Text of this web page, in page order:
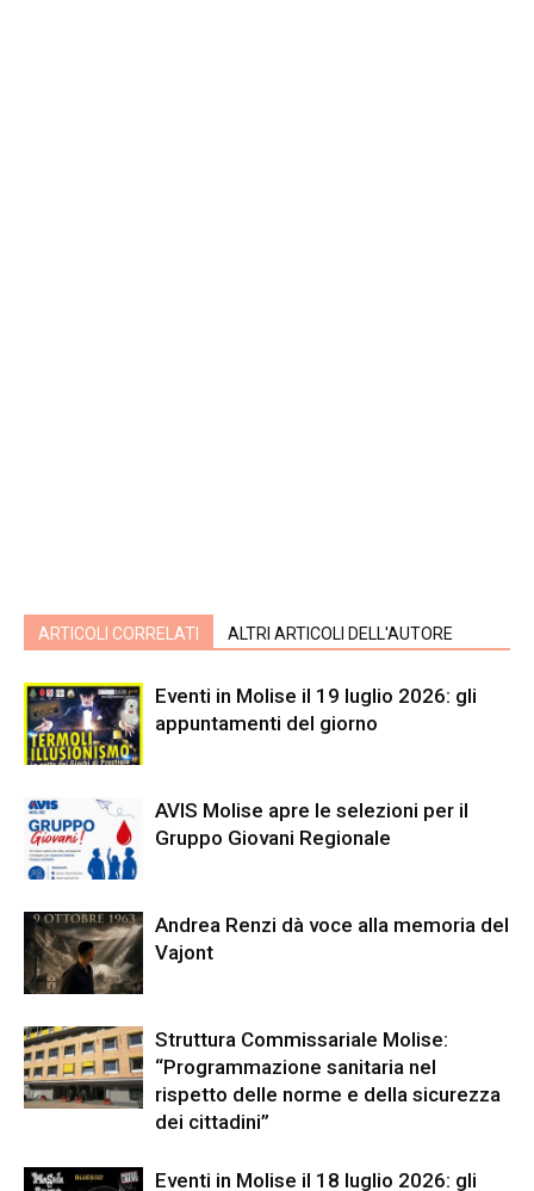
ARTICOLI CORRELATI ALTRI ARTICOLI DELL'AUTORE
Eventi in Molise il 19 luglio 2026: gli
appuntamenti del giorno
AVIS Molise apre le selezioni per il
Gruppo Giovani Regionale
Andrea Renzi dà voce alla memoria del
Vajont
Struttura Commissariale Molise:
“Programmazione sanitaria nel
rispetto delle norme e della sicurezza
dei cittadini”
Eventi in Molise il 18 luglio 2026: gli